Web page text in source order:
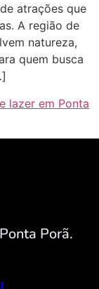
atrações que
A região de
natureza,
quem busca
lazer em Ponta
Porã.